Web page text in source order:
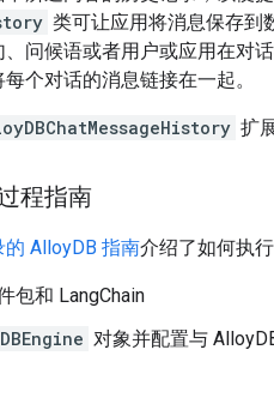
类可让应用将消息保存到
问候语或者用户或应用在对
个对话的消息链接在一起。
扩
程指南
AlloyDB 指南介绍了如何执
包和 LangChain
对象并配置与